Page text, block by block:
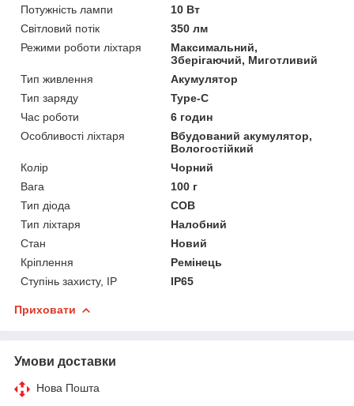
Потужність лампи
10 Вт
Світловий потік
350 лм
Режими роботи ліхтаря
Максимальний,
Зберігаючий, Миготливий
Тип живлення
Акумулятор
Тип заряду
Type-C
Час роботи
6 годин
Особливості ліхтаря
Вбудований акумулятор,
Вологостійкий
Колір
Чорний
Вага
100 г
Тип діода
COB
Тип ліхтаря
Налобний
Стан
Новий
Кріплення
Ремінець
Ступінь захисту, IP
IP65
Приховати
Умови доставки
Нова Пошта